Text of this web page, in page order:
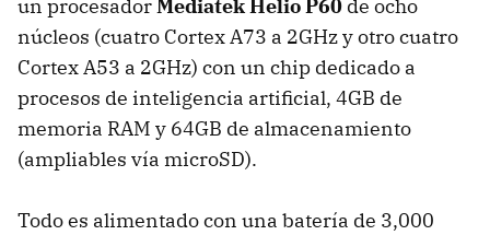
un procesadorMediatek Helio P60 de ocho
núcleos (cuatro Cortex A73 a 2GHz y otro cuatro
Cortex A53 a 2GHz) con un chip dedicado a
procesos de inteligencia artificial, 4GB de
memoria RAM y 64GB de almacenamiento
(ampliables vía microSD).
Todo es alimentado con una batería de 3,000